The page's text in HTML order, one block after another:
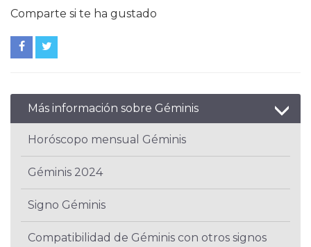
Comparte si te ha gustado
Más información sobre Géminis
Horóscopo mensual Géminis
Géminis 2024
Signo Géminis
Compatibilidad de Géminis con otros signos